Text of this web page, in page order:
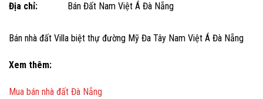
Địa chỉ: Bán Đất Nam Việt Á Đà Nẵng
Bán nhà đất Villa biệt thự đường Mỹ Đa Tây Nam Việt Á Đà Nẵng
Xem thêm:
Mua bán nhà đất Đà Nẵng